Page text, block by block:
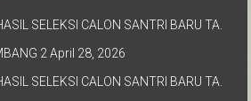
SELEKSI CALON SANTRI BARU TA.
2 April 28, 2026
SELEKSI CALON SANTRI BARU TA.